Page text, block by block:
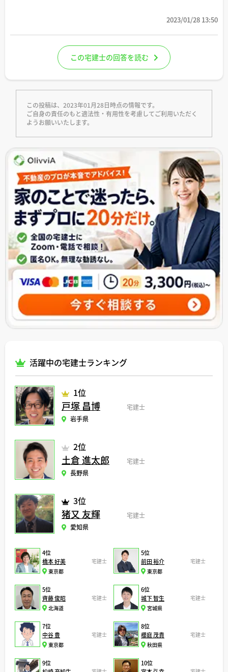
2023/01/28 13:50
この宅建士の回答を読む
この投稿は、2023年01月28日時点の情報です。
ご自身の責任のもと適法性・有用性を考慮してご利用いただく
ようお願いいたします。
活躍中の宅建士ランキング
1位
戸塚 昌博
宅建士
岩手県
2位
土倉 進太郎
宅建士
長野県
3位
猪又 友輝
宅建士
愛知県
4位
橋本 好美
宅建士
東京都
5位
前田 裕介
宅建士
東京都
5位
齊藤 俊昭
宅建士
北海道
6位
城下 智生
宅建士
宮城県
7位
中谷 豊
宅建士
東京都
8位
櫻庭 茂貴
宅建士
秋田県
9位
10位